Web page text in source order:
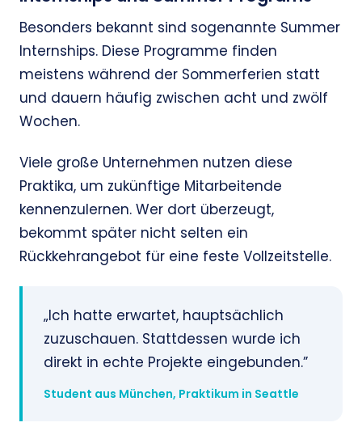
Besonders bekannt sind sogenannte Summer
Internships. Diese Programme finden
meistens während der Sommerferien statt
und dauern häufig zwischen acht und zwölf
Wochen.
Viele große Unternehmen nutzen diese
Praktika, um zukünftige Mitarbeitende
kennenzulernen. Wer dort überzeugt,
bekommt später nicht selten ein
Rückkehrangebot für eine feste Vollzeitstelle.
„Ich hatte erwartet, hauptsächlich
zuzuschauen. Stattdessen wurde ich
direkt in echte Projekte eingebunden.”
Student aus München, Praktikum in Seattle